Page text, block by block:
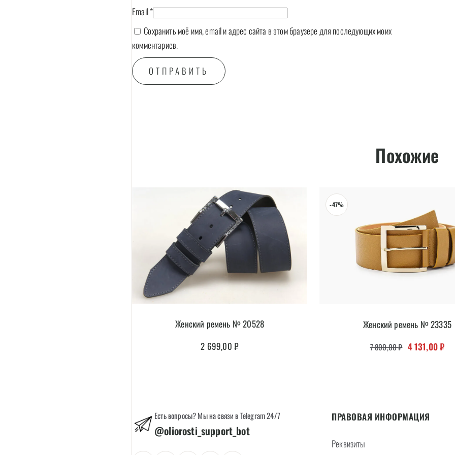
Email*
Сохранить моё имя, email и адрес сайта в этом браузере для последующих моих
комментариев.
Похожие
Женский ремень № 20528
2 699,00 ₽
-47%
Женский ремень № 23335
7 800,00₽ 4 131,00₽
Есть вопросы? Мы на связи в Telegram 24/7
@oliorosti_support_bot
ПРАВОВАЯ ИНФОРМАЦИЯ
Реквизиты